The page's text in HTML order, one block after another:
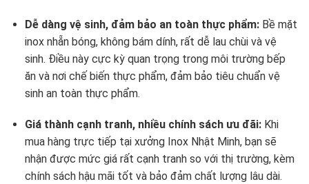
Dễ dàng vệ sinh, đảm bảo an toàn thực phẩm: Bề mặt
inox nhẵn bóng, không bám dính, rất dễ lau chùi và vệ
sinh. Điều này cực kỳ quan trọng trong môi trường bếp
ăn và nơi chế biến thực phẩm, đảm bảo tiêu chuẩn vệ
sinh an toàn thực phẩm.
Giá thành cạnh tranh, nhiều chính sách ưu đãi: Khi
mua hàng trực tiếp tại xưởng Inox Nhật Minh, bạn sẽ
nhận được mức giá rất cạnh tranh so với thị trường, kèm
chính sách hậu mãi tốt và bảo đảm chất lượng lâu dài.